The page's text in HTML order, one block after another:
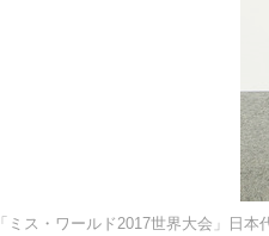
「ミス・ワールド2017世界大会」日